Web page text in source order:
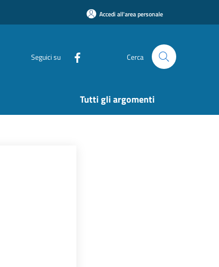
Accedi all'area personale
Seguici su Cerca
Tutti gli argomenti